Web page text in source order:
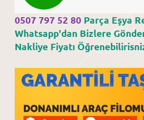
0507 797 52 80 Parça Eşya
Whatsapp'dan Bizlere
Nakliye Fiyatı